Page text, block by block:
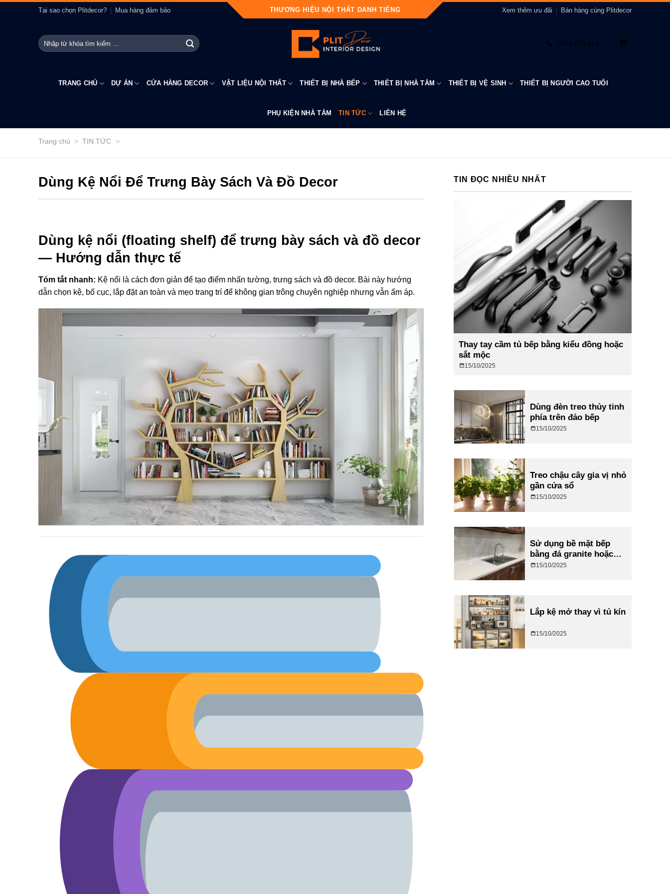
Tại sao chọn Plitdecor? Mua hàng đảm bảo THƯƠNG HIỆU NỘI THẤT DANH TIẾNG Xem thêm ưu đãi Bán hàng cùng Plitdecor
Tìm
kiếm:
0968.179.418
TRANG CHỦ DỰ ÁN CỬA HÀNG DECOR VẬT LIỆU NỘI THẤT THIẾT BỊ NHÀ BẾP THIẾT BỊ NHÀ TẮM THIẾT BỊ VỆ SINH THIẾT BỊ NGƯỜI CAO TUỔI
PHỤ KIỆN NHÀ TẮM TIN TỨC LIÊN HỆ
Trang chủ > TIN TỨC >
Dùng Kệ Nổi Để Trưng Bày Sách Và Đồ Decor
Dùng kệ nổi (floating shelf) để trưng bày sách và đồ decor
— Hướng dẫn thực tế
Tóm tắt nhanh: Kệ nổi là cách đơn giản để tạo điểm nhấn tường, trưng sách và đồ decor. Bài này hướng
dẫn chọn kệ, bố cục, lắp đặt an toàn và mẹo trang trí để không gian trông chuyên nghiệp nhưng vẫn ấm áp.
TIN ĐỌC NHIỀU NHẤT
Thay tay cầm tủ bếp bằng kiểu đồng hoặc
sắt mộc
15/10/2025
Dùng đèn treo thủy tinh
phía trên đảo bếp
15/10/2025
Treo chậu cây gia vị nhỏ
gần cửa sổ
15/10/2025
Sử dụng bề mặt bếp
bằng đá granite hoặc
quartz màu sáng
15/10/2025
Lắp kệ mở thay vì tủ kín
15/10/2025